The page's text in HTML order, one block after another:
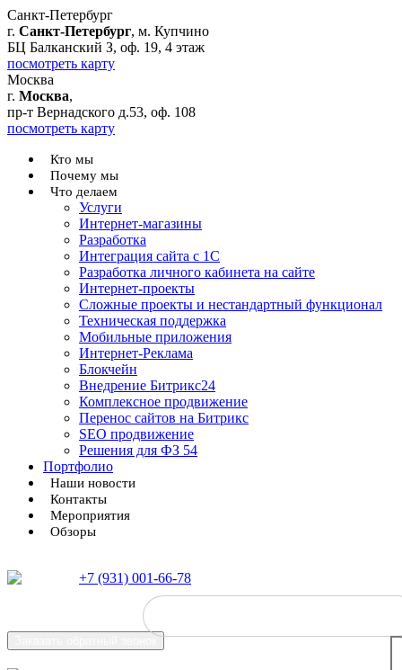
Санкт-Петербург
г. Санкт-Петербург, м. Купчино
БЦ Балканский З, оф. 19, 4 этаж
посмотреть карту
Москва
г. Москва,
пр-т Вернадского д.53, оф. 108
посмотреть карту
Кто мы
Почему мы
Что делаем
Услуги
Интернет-магазины
Разработка
Интеграция сайта с 1С
Разработка личного кабинета на сайте
Интернет-проекты
Сложные проекты и нестандартный функционал
Teхническая поддержка
Мобильные приложения
Интернет-Реклама
Блокчейн
Внедрение Битрикс24
Комплексное продвижение
Перенос сайтов на Битрикс
SEO продвижение
Решения для ФЗ 54
Портфолио
Наши новости
Контакты
Мероприятия
Обзоры
+7 (931) 001-66-78